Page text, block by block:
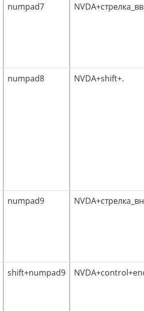
numpad7
numpad8 NVDA+shift+.
numpad9
shift+numpad9